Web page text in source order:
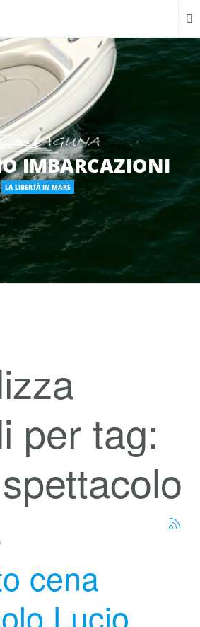
IMBARCAZIONI
LA LIBERTÀ IN MARE
per tag:
cena
Lucio